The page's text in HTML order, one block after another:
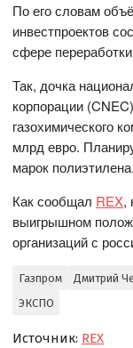
По его словам
инвестпроектов
сфере
Так, дочка
корпорации
газохимического
млрд евро.
марок полиэтилена.
Как сообщал REX,
выигрышном
организаций с
Газпром Дмитрий
ЭКСПО
Источник: REX